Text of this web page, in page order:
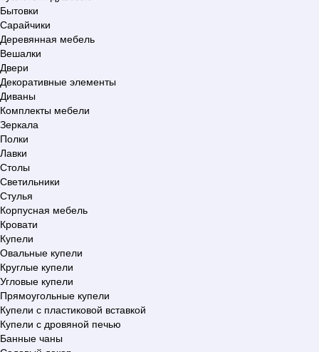
Бытовки
Сарайчики
Деревянная мебель
Вешалки
Двери
Декоративные элементы
Диваны
Комплекты мебели
Зеркала
Полки
Лавки
Столы
Светильники
Стулья
Корпусная мебель
Кровати
Купели
Овальные купели
Круглые купели
Угловые купели
Прямоугольные купели
Купели с пластиковой вставкой
Купели с дровяной печью
Банные чаны